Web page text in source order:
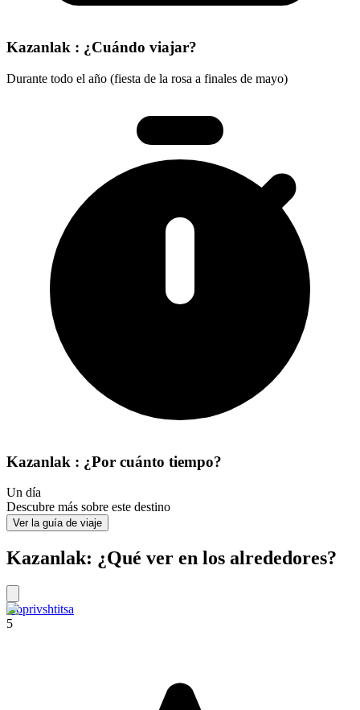
Kazanlak : ¿Cuándo viajar?
Durante todo el año (fiesta de la rosa a finales de mayo)
Kazanlak : ¿Por cuánto tiempo?
Un día
Descubre más sobre este destino
Ver la guía de viaje
Kazanlak: ¿Qué ver en los alrededores?
Koprivshtitsa
5